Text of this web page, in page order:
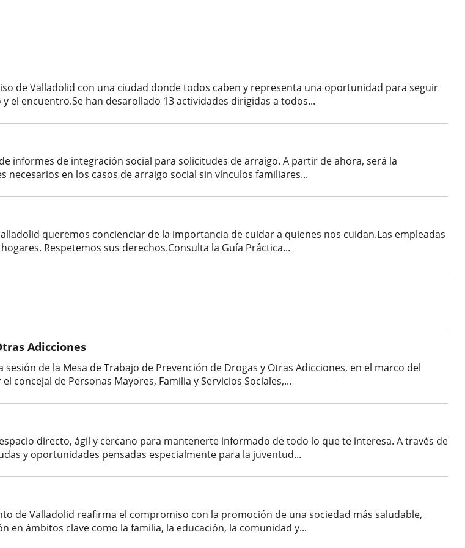
de Valladolid con una ciudad donde todos caben y representa una oportunidad para seguir
el encuentro.Se han desarollado 13 actividades dirigidas a todos...
informes de integración social para solicitudes de arraigo. A partir de ahora, será la
en los casos de arraigo social sin vínculos familiares...
queremos concienciar de la importancia de cuidar a quienes nos cuidan.Las empleadas
Respetemos sus derechos.Consulta la Guía Práctica...
Adicciones
de la Mesa de Trabajo de Prevención de Drogas y Otras Adicciones, en el marco del
concejal de Personas Mayores, Familia y Servicios Sociales,...
directo, ágil y cercano para mantenerte informado de todo lo que te interesa. A través de
y oportunidades pensadas especialmente para la juventud...
de Valladolid reafirma el compromiso con la promoción de una sociedad más saludable,
en ámbitos clave como la familia, la educación, la comunidad y...